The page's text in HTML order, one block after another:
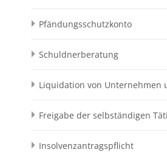
Pfändungsschutzkonto
Schuldnerberatung
Liquidation von Unternehmen
Freigabe der selbständigen
Insolvenzantragspflicht